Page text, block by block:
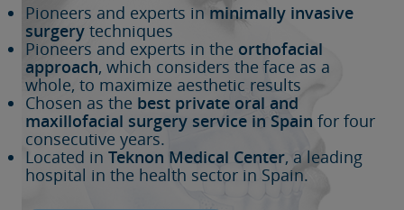
Pioneers and experts in minimally invasive
surgery techniques
Pioneers and experts in the orthofacial
approach, which considers the face as a
whole, to maximize aesthetic results
Chosen as the best private oral and
maxillofacial surgery service in Spain for four
consecutive years.
Located in Teknon Medical Center, a leading
hospital in the health sector in Spain.